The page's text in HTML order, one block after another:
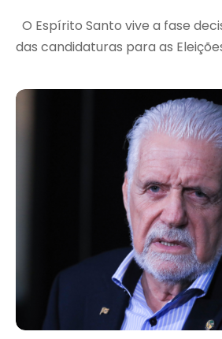
O Espírito Santo vive a fase
das candidaturas para as